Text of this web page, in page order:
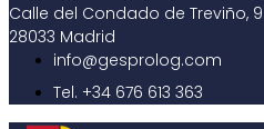
Calle del Condado de Treviño,
28033 Madrid
info@gesprolog.com
Tel. +34 676 613 363